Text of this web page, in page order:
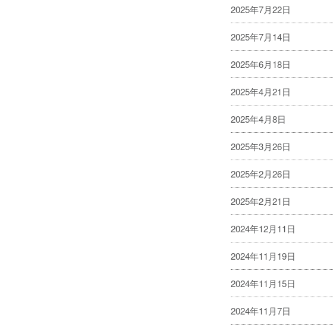
2025年7月22日
2025年7月14日
2025年6月18日
2025年4月21日
2025年4月8日
2025年3月26日
2025年2月26日
2025年2月21日
2024年12月11日
2024年11月19日
2024年11月15日
2024年11月7日